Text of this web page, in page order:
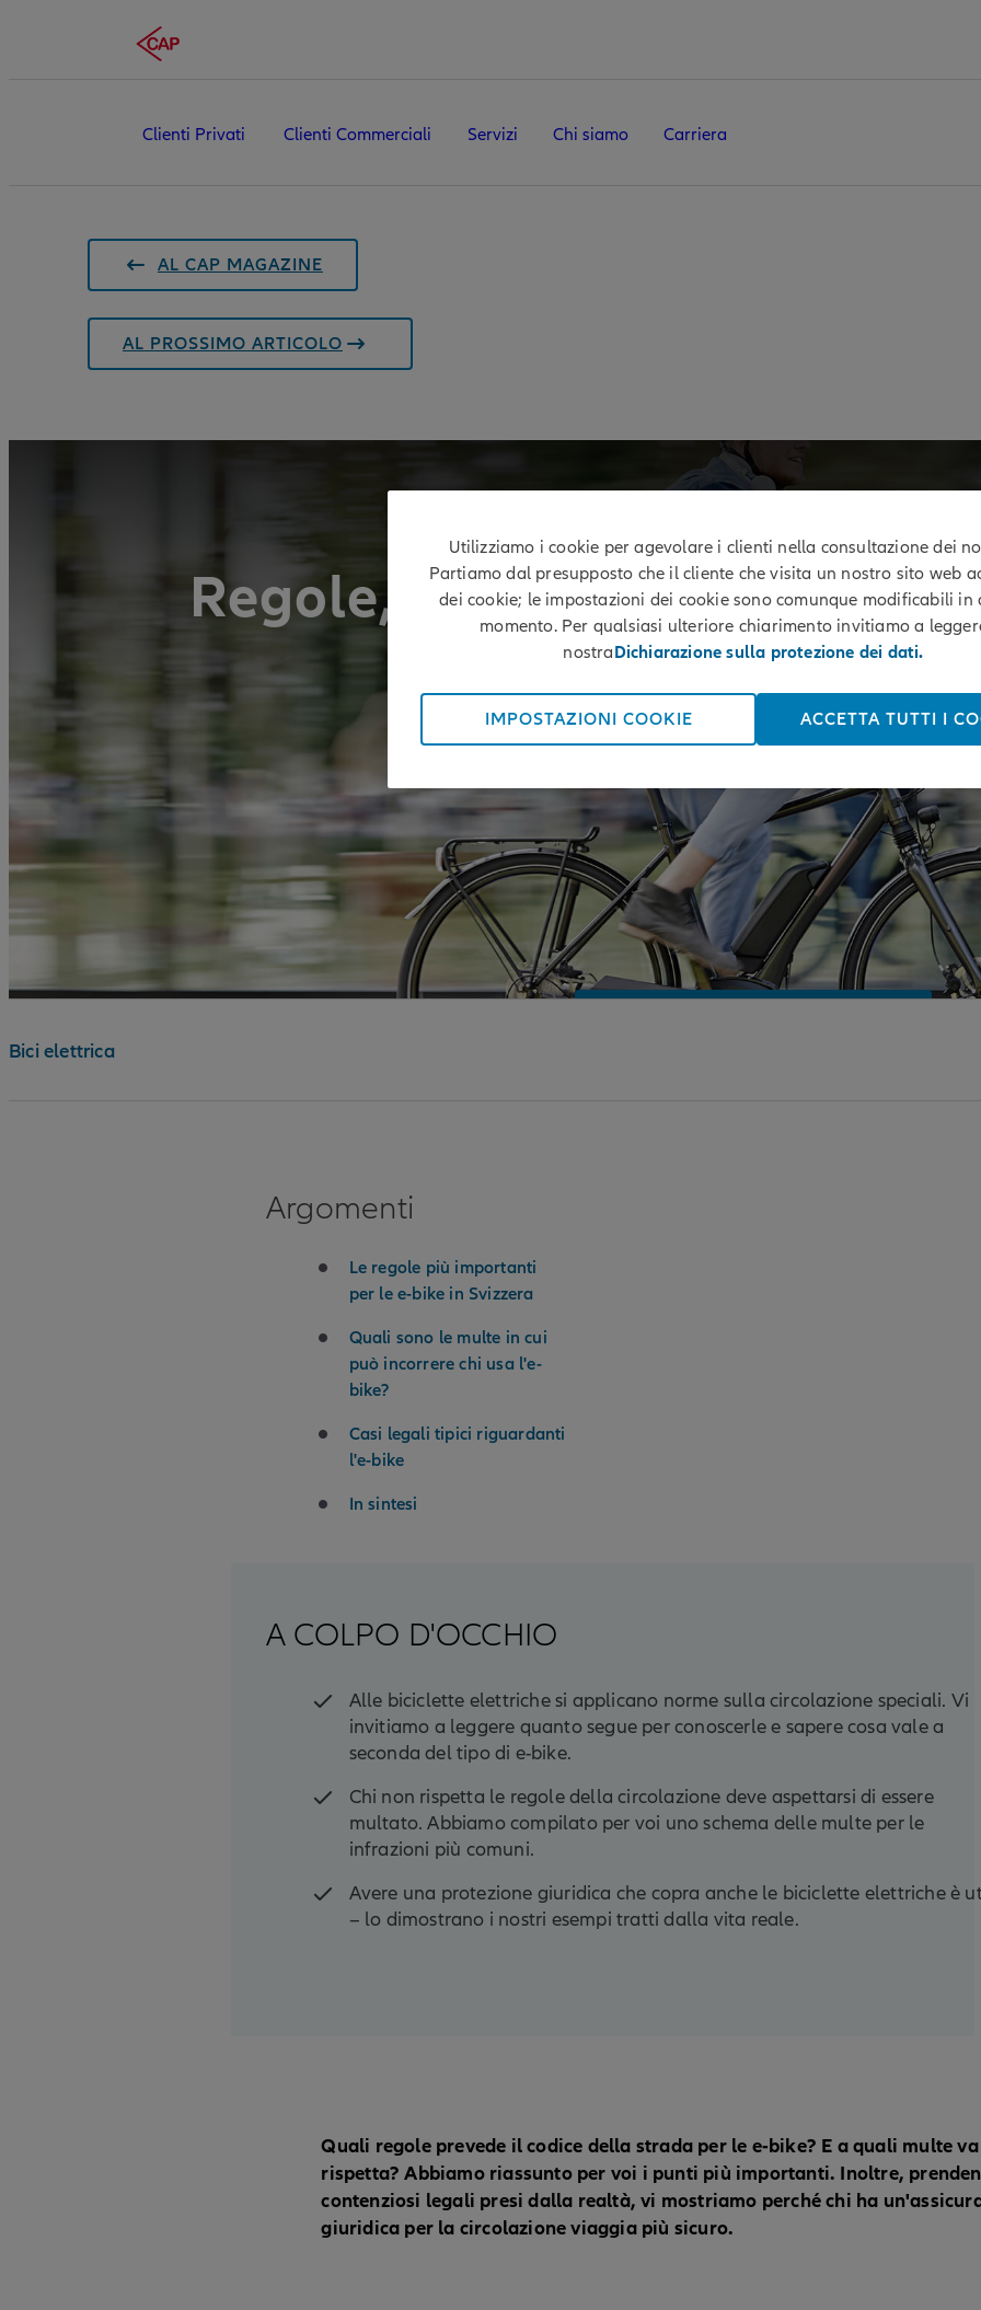
Clienti Privati Clienti Commerciali Servizi Chi siamo Carriera
AL CAP MAGAZINE
AL PROSSIMO ARTICOLO
Regole, multe, risvolti
sicurezza con l'e-
Bici elettrica
Argomenti
Le regole più importanti
per le e-bike in Svizzera
Quali sono le multe in cui
può incorrere chi usa l'e-
bike?
Casi legali tipici riguardanti
l'e-bike
In sintesi
A COLPO D'OCCHIO
Alle biciclette elettriche si applicano norme sulla circolazione speciali. Vi
invitiamo a leggere quanto segue per conoscerle e sapere cosa vale a
seconda del tipo di e-bike.
Chi non rispetta le regole della circolazione deve aspettarsi di essere
multato. Abbiamo compilato per voi uno schema delle multe per le
infrazioni più comuni.
Avere una protezione giuridica che copra anche le biciclette elettriche è
− lo dimostrano i nostri esempi tratti dalla vita reale.
Quali regole prevede il codice della strada per le e-bike? E a quali multe
rispetta? Abbiamo riassunto per voi i punti più importanti. Inoltre,
contenziosi legali presi dalla realtà, vi mostriamo perché chi ha
giuridica per la circolazione viaggia più sicuro.
Utilizziamo i cookie per agevolare i clienti nella consultazione dei
Partiamo dal presupposto che il cliente che visita un nostro sito web
dei cookie; le impostazioni dei cookie sono comunque modificabili in
momento. Per qualsiasi ulteriore chiarimento invitiamo a
nostraDichiarazione sulla protezione dei dati.
IMPOSTAZIONI COOKIE ACCETTA TUTTI I